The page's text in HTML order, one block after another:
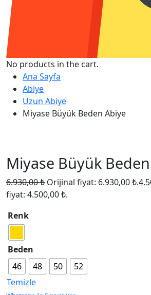
No products in the cart.
Ana Sayfa
Abiye
Uzun Abiye
Miyase Büyük Beden Abiye
Miyase Büyük
6.930,00₺ Orijinal fiyat: 6.930,00 ₺.
fiyat: 4.500,00 ₺.
Renk
Beden
46
48 50
52
Temizle